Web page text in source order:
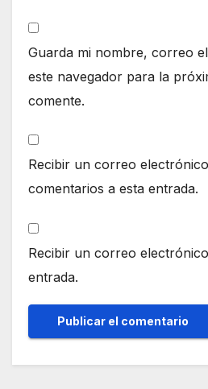
Guarda mi nombre, correo
este navegador para la
comente.
Recibir un correo
comentarios a esta entrada.
Recibir un correo
entrada.